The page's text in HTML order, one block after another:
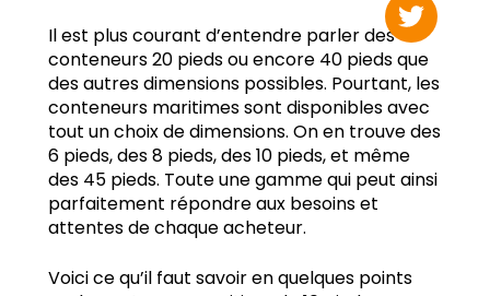
Facebook
Twitter
Il est plus courant d’entendre parler des
conteneurs 20 pieds ou encore 40 pieds que
des autres dimensions possibles. Pourtant, les
conteneurs maritimes sont disponibles avec
tout un choix de dimensions. On en trouve des
6 pieds, des 8 pieds, des 10 pieds, et même
des 45 pieds. Toute une gamme qui peut ainsi
parfaitement répondre aux besoins et
attentes de chaque acheteur.
Voici ce qu’il faut savoir en quelques points